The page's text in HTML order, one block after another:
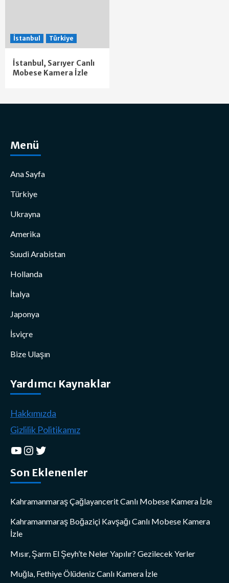
İstanbul Türkiye
İstanbul, Sarıyer Canlı
Mobese Kamera İzle
Menü
Ana Sayfa
Türkiye
Ukrayna
Amerika
Suudi Arabistan
Hollanda
İtalya
Japonya
İsviçre
Bize Ulaşın
Yardımcı Kaynaklar
Hakkımızda
Gizlilik Politikamız
YouTube
Instagram
Twitter
Son Eklenenler
Kahramanmaraş Çağlayancerit Canlı Mobese Kamera İzle
Kahramanmaraş Boğaziçi Kavşağı Canlı Mobese Kamera
İzle
Mısır, Şarm El Şeyh’te Neler Yapılır? Gezilecek Yerler
Muğla, Fethiye Ölüdeniz Canlı Kamera İzle